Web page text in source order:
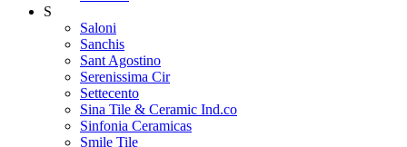
S
Saloni
Sanchis
Sant Agostino
Serenissima Cir
Settecento
Sina Tile & Ceramic Ind.co
Sinfonia Ceramicas
Smile Tile